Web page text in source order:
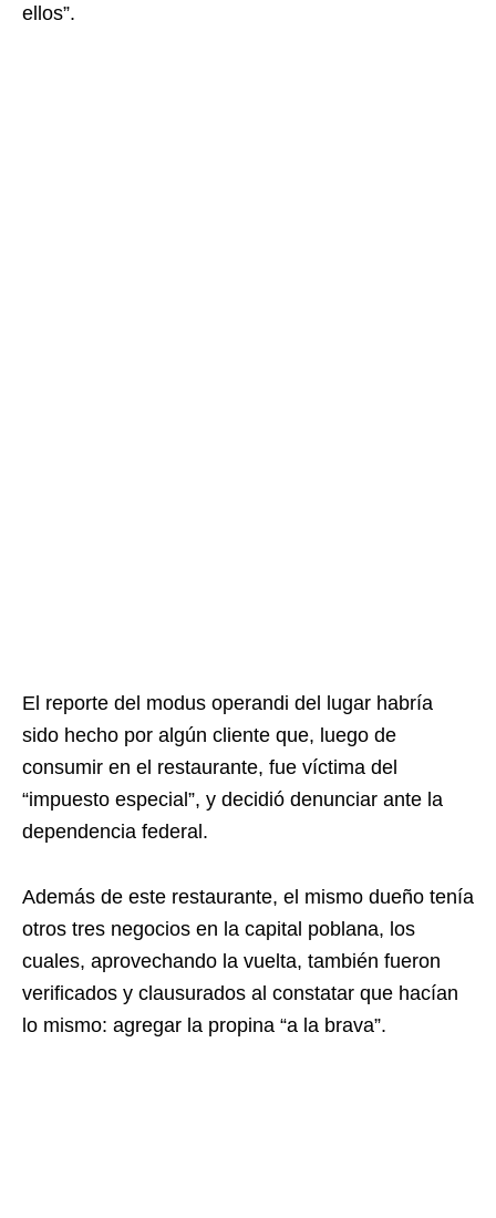
ellos”.
El reporte del modus operandi del lugar habría
sido hecho por algún cliente que, luego de
consumir en el restaurante, fue víctima del
“impuesto especial”, y decidió denunciar ante la
dependencia federal.
Además de este restaurante, el mismo dueño tenía
otros tres negocios en la capital poblana, los
cuales, aprovechando la vuelta, también fueron
verificados y clausurados al constatar que hacían
lo mismo: agregar la propina “a la brava”.